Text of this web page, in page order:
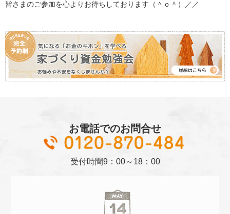
皆さまのご参加を心よりお待ちしております（＾ｏ＾）／／
お電話でのお問合せ
受付時間9：00～18：00